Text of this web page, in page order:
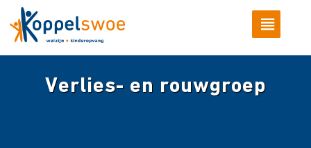
Verlies- en rouwgroep